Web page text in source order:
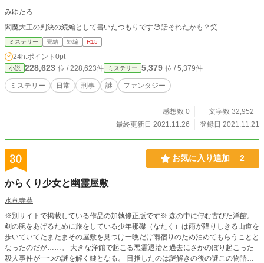
みゆたろ
閻魔大王の判決の続編として書いたつもりです😓話それたかも？笑
ミステリー 完結 短編 R15
24h.ポイント 0pt
小説 228,623 位 / 228,623件 ミステリー 5,379 位 / 5,379件
ミステリー 日常 刑事 謎 ファンタジー
感想数 0
文字数 32,952
最終更新日 2021.11.26
登録日 2021.11.21
30 お気に入り追加 2
からくり少女と幽霊屋敷
水竜寺葵
※別サイトで掲載している作品の加執修正版です※ 森の中に佇む古びた洋館。
剣の腕をあげるために旅をしている少年那磔（なたく）は雨が降りしきる山道を
歩いていてたまたまその屋敷を見つけ一晩だけ雨宿りのため泊めてもらうことと
なったのだが……。 大きな洋館で起こる悪霊退治と過去にさかのぼり起こった
殺人事件が一つの謎を解く鍵となる。 目指したのは謎解きの後の謎この物語は